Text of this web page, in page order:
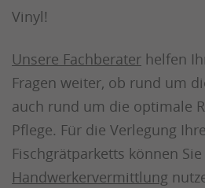
Vinyl!
Unsere Fachberater helfen
Fragen weiter, ob rund um
auch rund um die optimale
Pflege. Für die Verlegung
Fischgrätparketts können
Handwerkervermittlung